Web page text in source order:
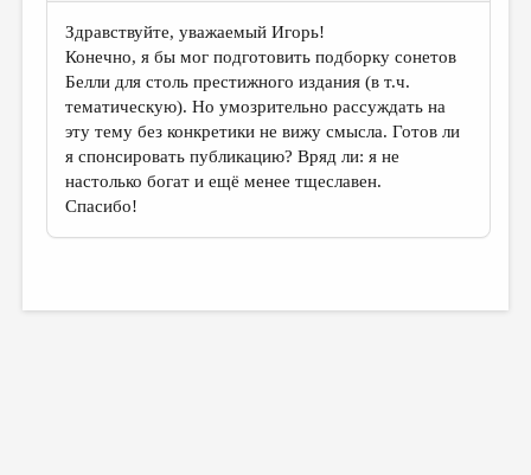
Здравствуйте, уважаемый Игорь!
Конечно, я бы мог подготовить подборку сонетов
Белли для столь престижного издания (в т.ч.
тематическую). Но умозрительно рассуждать на
эту тему без конкретики не вижу смысла. Готов ли
я спонсировать публикацию? Вряд ли: я не
настолько богат и ещё менее тщеславен.
Спасибо!